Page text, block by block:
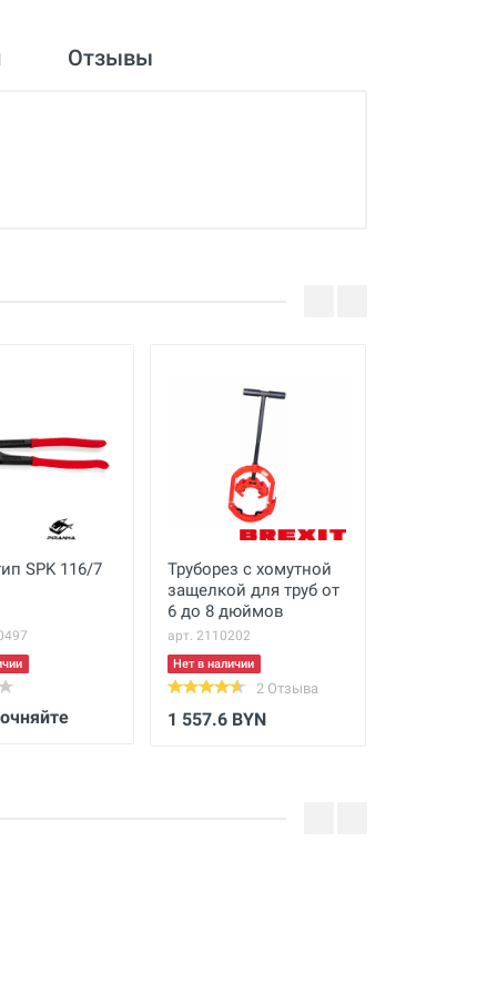
Отзывы
SPK 116/7
Труборез с хомутной
защелкой для труб от
6 до 8 дюймов
арт. 2110202
Нет в наличии
2 Отзыва
1 557.6 BYN